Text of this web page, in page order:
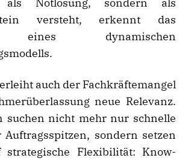
Notlösung, sondern als
versteht, erkennt das
eines dynamischen
auch der Fachkräftemangel
neue Relevanz.
suchen nicht mehr nur schnelle
Auftragsspitzen, sondern setzen
Flexibilität: Know-